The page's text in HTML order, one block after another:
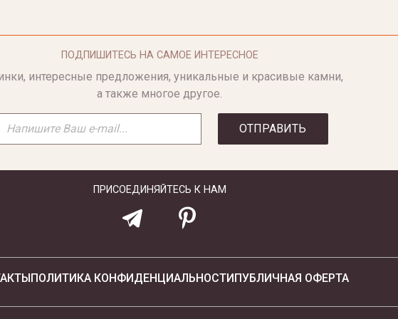
ПОДПИШИТЕСЬ НА САМОЕ ИНТЕРЕСНОЕ
интересные предложения, уникальные и красивые камни,
а также многое другое.
ОТПРАВИТЬ
ПРИСОЕДИНЯЙТЕСЬ К НАМ
ПОЛИТИКА КОНФИДЕНЦИАЛЬНОСТИПУБЛИЧНАЯ ОФЕРТА